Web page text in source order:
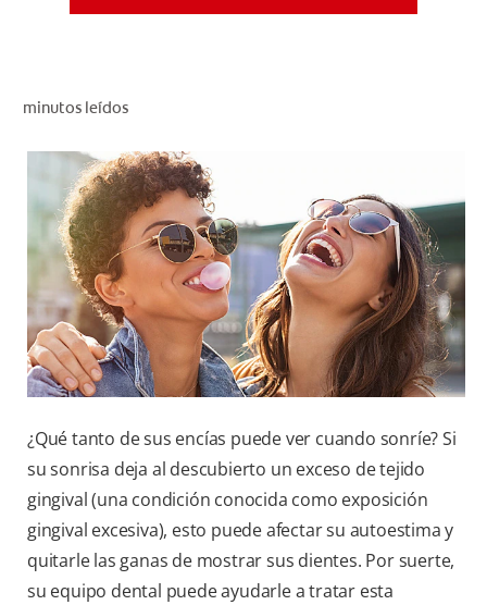
CUPONES
DÓNDE COMPRAR
VE (ES)
SUSCRÍBETE
minutos leídos
¿Qué tanto de sus encías puede ver cuando sonríe? Si
su sonrisa deja al descubierto un exceso de tejido
gingival (una condición conocida como exposición
gingival excesiva), esto puede afectar su autoestima y
quitarle las ganas de mostrar sus dientes. Por suerte,
su equipo dental puede ayudarle a tratar esta